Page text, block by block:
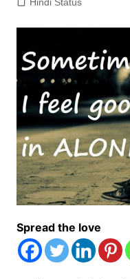
Spread the love